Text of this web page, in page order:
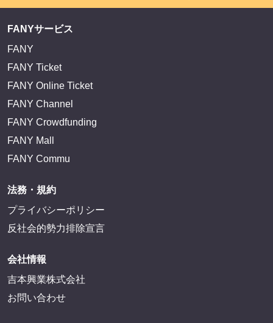
FANYサービス
FANY
FANY Ticket
FANY Online Ticket
FANY Channel
FANY Crowdfunding
FANY Mall
FANY Commu
法務・規約
プライバシーポリシー
反社会的勢力排除宣言
会社情報
吉本興業株式会社
お問い合わせ